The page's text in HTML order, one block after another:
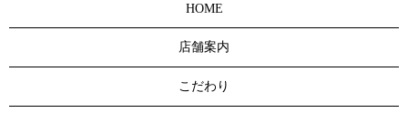
HOME
店舗案内
こだわり